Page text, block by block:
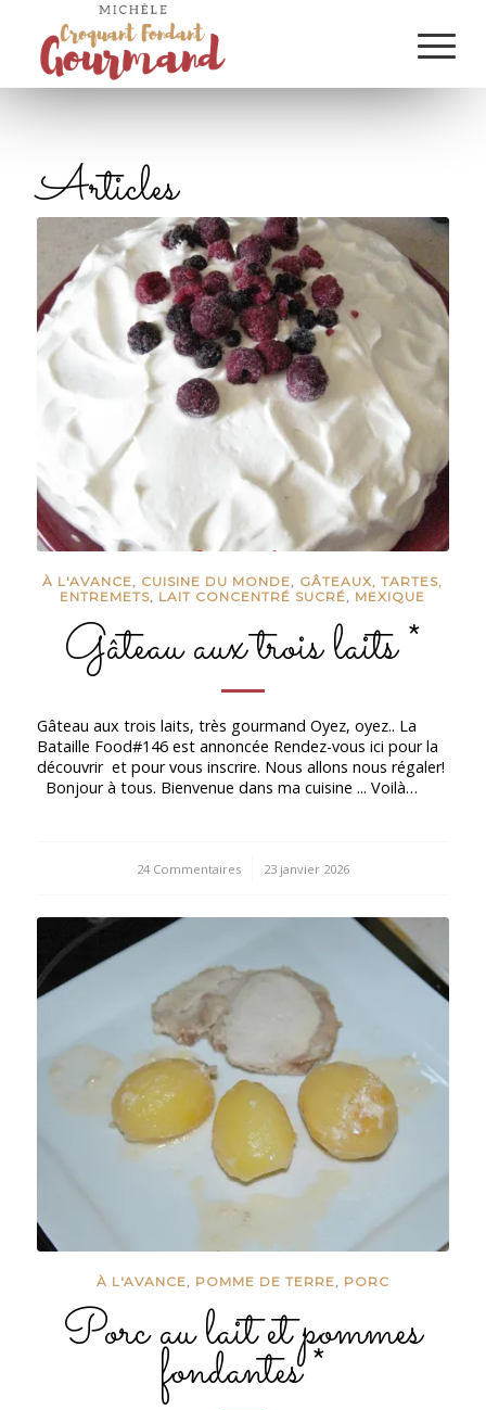
Articles
À L'AVANCE, CUISINE DU MONDE, GÂTEAUX, TARTES,
ENTREMETS, LAIT CONCENTRÉ SUCRÉ, MEXIQUE
Gâteau aux trois laits *
Gâteau aux trois laits, très gourmand Oyez, oyez.. La
Bataille Food#146 est annoncée Rendez-vous ici pour la
découvrir et pour vous inscrire. Nous allons nous régaler!
Bonjour à tous. Bienvenue dans ma cuisine ... Voilà…
24 Commentaires
/ 23 janvier 2026
À L'AVANCE, POMME DE TERRE, PORC
Porc au lait et pommes
fondantes *